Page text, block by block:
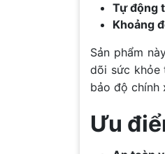
Tự động
Khoảng
Sản phẩm
dõi sức khỏe
bảo độ chính
Ưu